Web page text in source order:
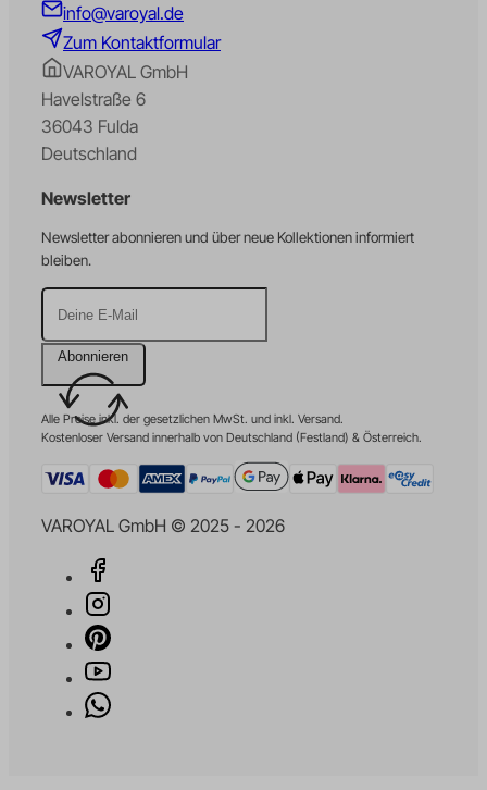
info@varoyal.de
Zum Kontaktformular
VAROYAL GmbH
Havelstraße 6
36043 Fulda
Deutschland
Newsletter
Newsletter abonnieren und über neue Kollektionen informiert
bleiben.
Abonnieren
Alle Preise inkl. der gesetzlichen MwSt. und inkl. Versand.
Kostenloser Versand innerhalb von Deutschland (Festland) & Österreich.
VAROYAL GmbH © 2025 - 2026